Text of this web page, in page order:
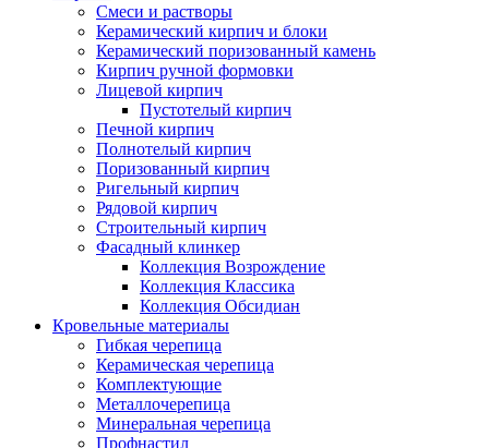
Cмеси и растворы
Керамический кирпич и блоки
Керамический поризованный камень
Кирпич ручной формовки
Лицевой кирпич
Пустотелый кирпич
Печной кирпич
Полнотелый кирпич
Поризованный кирпич
Ригельный кирпич
Рядовой кирпич
Строительный кирпич
Фасадный клинкер
Коллекция Возрождение
Коллекция Классика
Коллекция Обсидиан
Кровельные материалы
Гибкая черепица
Керамическая черепица
Комплектующие
Металлочерепица
Минеральная черепица
Профнастил